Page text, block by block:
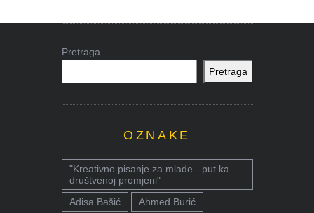
Pretraga
Pretraga
OZNAKE
"Kreativno pisanje za mlade - put ka
društvenoj promjeni"
Adisa Bašić
Ahmed Burić